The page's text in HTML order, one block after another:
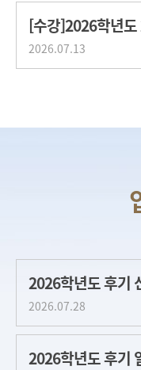
[수강]2026학년
2026.07.13
2026학년도 후기
2026.07.28
2026학년도 후기